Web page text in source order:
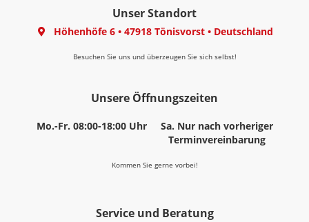
Unser Standort
Höhenhöfe 6• 47918 Tönisvorst• Deutschland
Besuchen Sie uns und überzeugen Sie sich selbst!
Unsere Öffnungszeiten
Mo.-Fr. 08:00-18:00 Uhr
Sa. Nur nach vorheriger
Terminvereinbarung
Kommen Sie gerne vorbei!
Service und Beratung